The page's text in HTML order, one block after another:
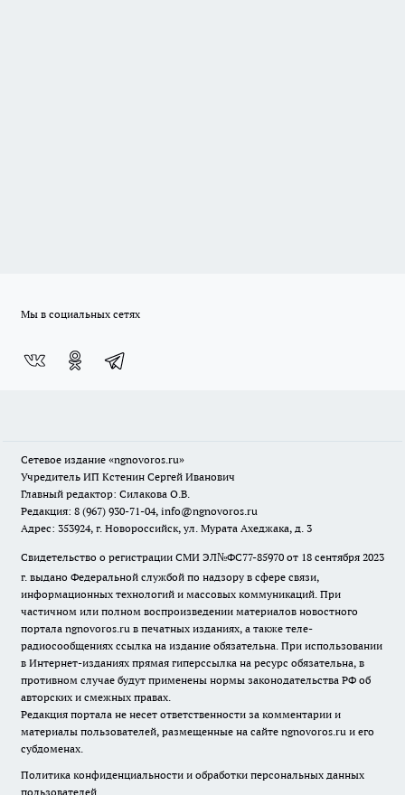
Мы в социальных сетях
Сетевое издание «ngnovoros.ru»
Учредитель ИП Кстенин Сергей Иванович
Главный редактор: Силакова О.В.
Редакция: 8 (967) 930-71-04, info@ngnovoros.ru
Адрес: 353924, г. Новороссийск, ул. Мурата Ахеджака, д. 3
Свидетельство о регистрации СМИ ЭЛ№ФС77-85970 от 18 сентября 2023
г. выдано Федеральной службой по надзору в сфере связи,
информационных технологий и массовых коммуникаций. При
частичном или полном воспроизведении материалов новостного
портала ngnovoros.ru в печатных изданиях, а также теле-
радиосообщениях ссылка на издание обязательна. При использовании
в Интернет-изданиях прямая гиперссылка на ресурс обязательна, в
противном случае будут применены нормы законодательства РФ об
авторских и смежных правах.
Редакция портала не несет ответственности за комментарии и
материалы пользователей, размещенные на сайте ngnovoros.ru и его
субдоменах.
Политика конфиденциальности и обработки персональных данных
пользователей